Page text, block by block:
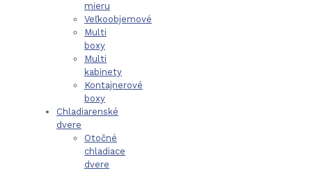
mieru
Veľkoobjemové
Multi
boxy
Multi
kabinety
Kontajnerové
boxy
Chladiarenské
dvere
Otočné
chladiace
dvere